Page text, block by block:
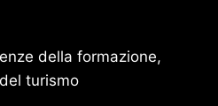
della formazione,
turismo